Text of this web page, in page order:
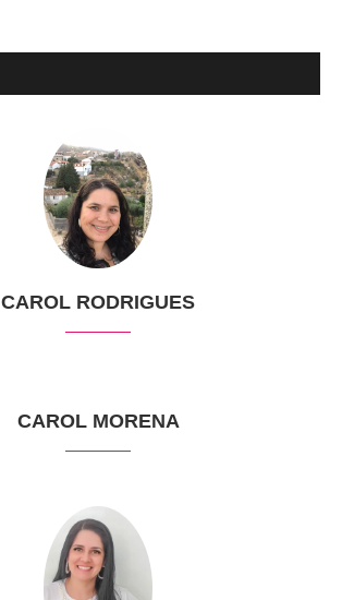
CAROL RODRIGUES
CAROL MORENA